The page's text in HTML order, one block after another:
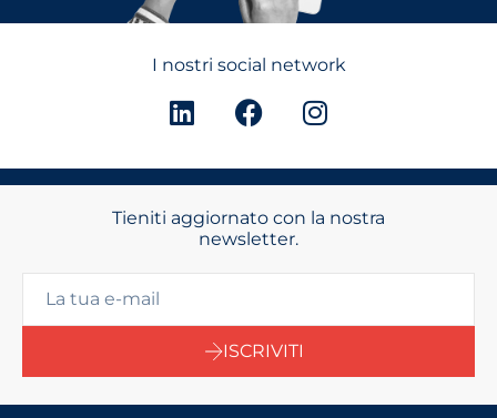
I nostri social network
Tieniti aggiornato con la nostra
newsletter.
ISCRIVITI